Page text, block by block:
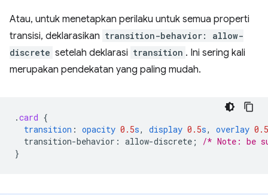
Atau, untuk menetapkan perilaku untuk semua properti
transisi, deklarasikan transition-behavior: allow-
discrete setelah deklarasi transition . Ini sering kali
merupakan pendekatan yang paling mudah.
.card {
transition : opacity 0.5s, display 0.5s, overlay 0.5
transition-behavior : allow-discrete ;
/* Note: be
}